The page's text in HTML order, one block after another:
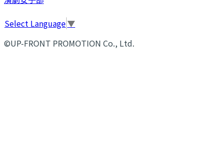
Select Language▼
©UP-FRONT PROMOTION Co., Ltd.